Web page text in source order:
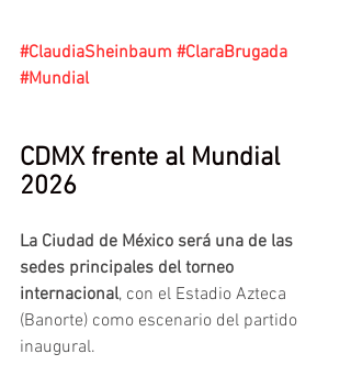
#ClaudiaSheinbaum #ClaraBrugada
#Mundial
CDMX frente al Mundial
2026
La Ciudad de México será una de las
sedes principales del torneo
internacional, con el Estadio Azteca
(Banorte) como escenario del partido
inaugural.